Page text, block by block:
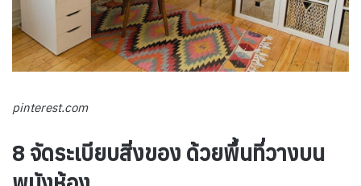
pinterest.com
8 จัดระเบียบสิ่งของ ด้วยพื้นที่วางบน